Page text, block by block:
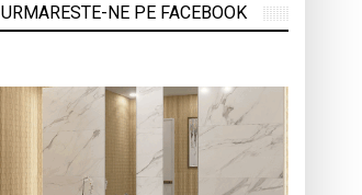
URMARESTE-NE PE FACEBOOK